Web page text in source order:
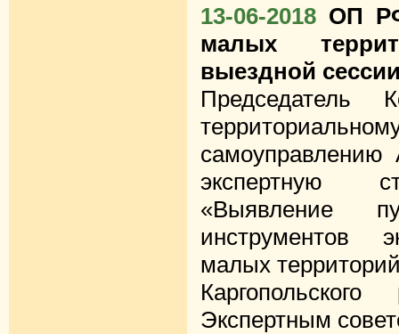
13-06-2018 ОП
малых
выездной
экспертную
«Выявление
инструментов
малых
Экспертным